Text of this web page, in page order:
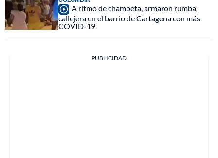
A ritmo de champeta, armaron rumba
callejera en el barrio de Cartagena con más
COVID-19
PUBLICIDAD